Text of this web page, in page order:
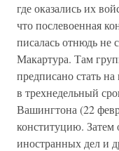
где оказались их
что послевоенная
писалась отнюдь не
Макартура. Там
предписано стать
в трехнедельный
Вашингтона (22
конституцию. Затем
иностранных дел и